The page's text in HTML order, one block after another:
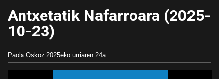
Antxetatik Nafarroara (2025-
10-23)
Paola Oskoz 2025eko urriaren 24a